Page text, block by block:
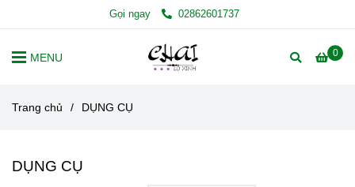
Gọi ngay 02862601737
0
MENU
Trang chủ / DỤNG CỤ
DỤNG CỤ